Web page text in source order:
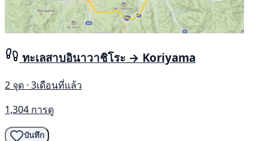
ทะเลสาบอินาวาชิโระ → Koriyama
2 จุด · 3เดือนที่แล้ว
1,304 การดู
บันทึก